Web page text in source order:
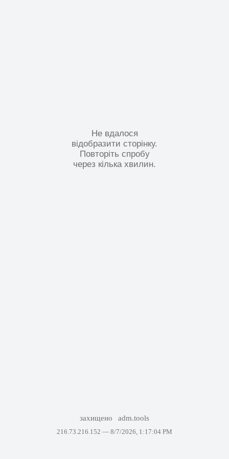
захищено adm.tools
216.73.216.152 — 8/7/2026, 1:17:04 PM
Не вдалося
відобразити сторінку.
Повторіть спробу
через кілька хвилин.